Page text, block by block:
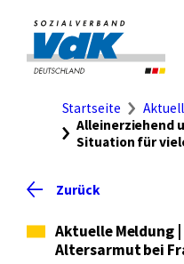
Seiteninhalt
springen
Zur
Startseite
des
Schnellzugriff
Ort-
Standortkarte
Brotkrumennavigation
Startseite
Alleinerziehend
Situation für
Zurück
Kategorie
Aktuelle Meldung
Altersarmut bei